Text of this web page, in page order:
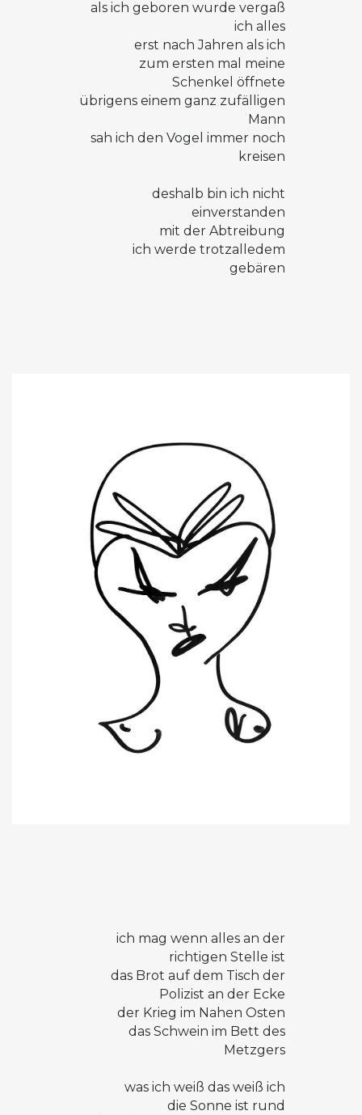
als ich geboren wurde vergaß
ich alles
erst nach Jahren als ich
zum ersten mal meine
Schenkel öffnete
übrigens einem ganz zufälligen
Mann
sah ich den Vogel immer noch
kreisen
deshalb bin ich nicht
einverstanden
mit der Abtreibung
ich werde trotzalledem
gebären
ich mag wenn alles an der
richtigen Stelle ist
das Brot auf dem Tisch der
Polizist an der Ecke
der Krieg im Nahen Osten
das Schwein im Bett des
Metzgers
was ich weiß das weiß ich
die Sonne ist rund